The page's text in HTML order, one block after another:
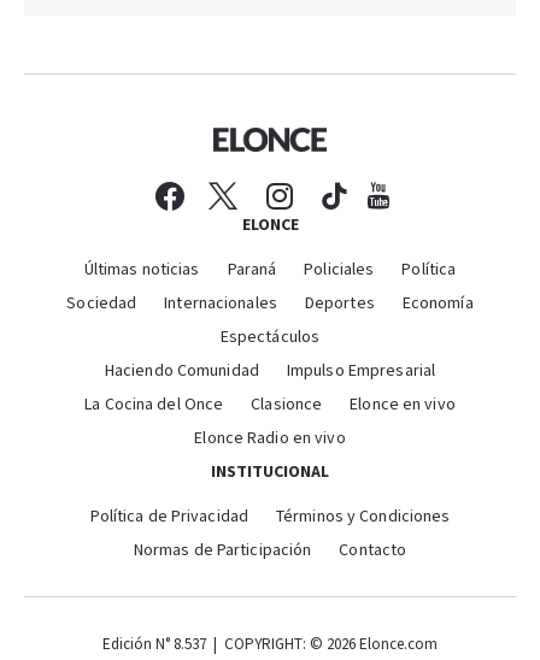
ELONCE
Últimas noticias Paraná Policiales
Política
Sociedad
Internacionales Deportes
Economía
Espectáculos
Haciendo Comunidad
Impulso Empresarial
La Cocina del Once
Clasionce
Elonce en vivo
Elonce Radio en vivo
INSTITUCIONAL
Política de Privacidad
Términos y Condiciones
Normas de Participación
Contacto
Edición N° 8.537 | COPYRIGHT: © 2026 Elonce.com